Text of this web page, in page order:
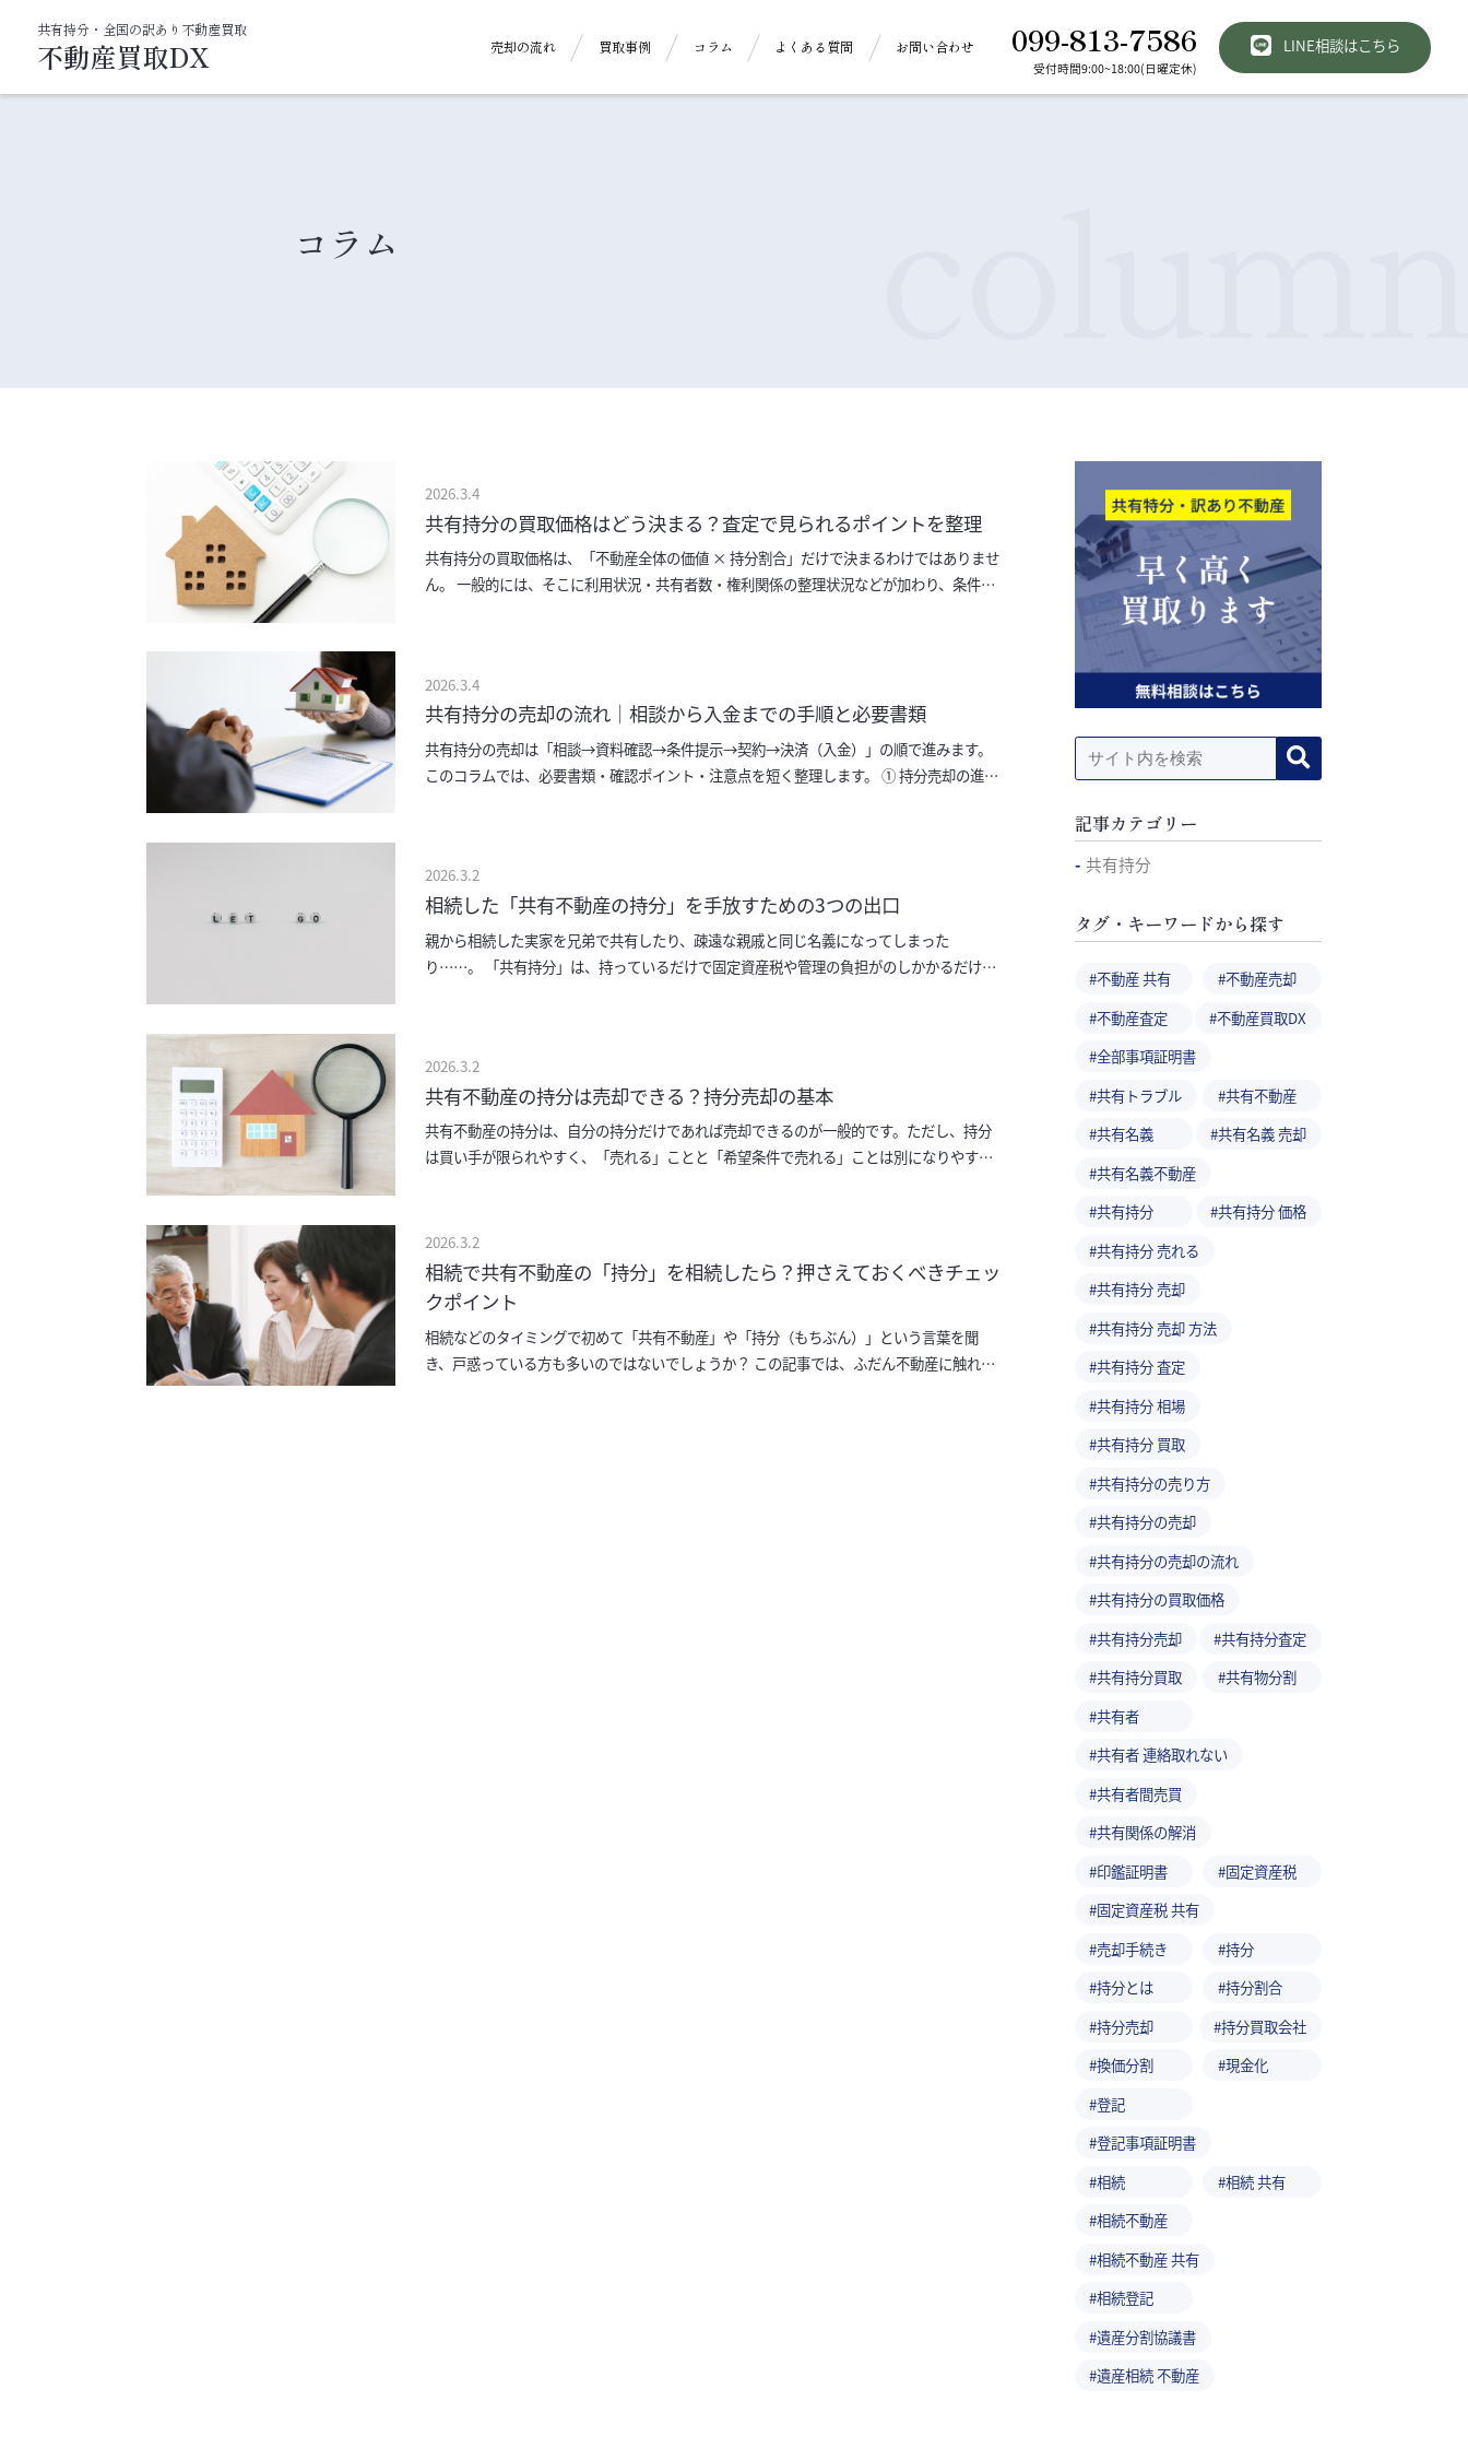
共有持分・全国の訳あり不動産買取
不動産買取DX 売却の流れ 買取事例 コラム よくある質問 お問い合わせ 099-813-7586
受付時間9:00~18:00(日曜定休)
LINE相談はこちら
コラム
2026.3.4
共有持分の買取価格はどう決まる？査定で見られるポイントを整理
共有持分の買取価格は、「不動産全体の価値 × 持分割合」だけで決まるわけではありませ
ん。 一般的には、そこに利用状況・共有者数・権利関係の整理状況などが加わり、条件が
2026.3.4
共有持分の売却の流れ｜相談から入金までの手順と必要書類
共有持分の売却は「相談→資料確認→条件提示→契約→決済（入金）」の順で進みます。
このコラムでは、必要書類・確認ポイント・注意点を短く整理します。 ① 持分売却の進め
2026.3.2
相続した「共有不動産の持分」を手放すための3つの出口
親から相続した実家を兄弟で共有したり、疎遠な親戚と同じ名義になってしまった
り……。 「共有持分」は、持っているだけで固定資産税や管理の負担がのしかかるだけで
2026.3.2
共有不動産の持分は売却できる？持分売却の基本
共有不動産の持分は、自分の持分だけであれば売却できるのが一般的です。ただし、持分
は買い手が限られやすく、「売れる」ことと「希望条件で売れる」ことは別になりやすい
2026.3.2
相続で共有不動産の「持分」を相続したら？押さえておくべきチェッ
クポイント
相続などのタイミングで初めて「共有不動産」や「持分（もちぶん）」という言葉を聞
き、戸惑っている方も多いのではないでしょうか？ この記事では、ふだん不動産に触れな
記事カテゴリー
共有持分
タグ・キーワードから探す
不動産 共有
不動産売却
不動産査定
不動産買取DX
全部事項証明書
共有トラブル
共有不動産
共有名義
共有名義 売却
共有名義不動産
共有持分
共有持分 価格
共有持分 売れる
共有持分 売却
共有持分 売却 方法
共有持分 査定
共有持分 相場
共有持分 買取
共有持分の売り方
共有持分の売却
共有持分の売却の流れ
共有持分の買取価格
共有持分売却
共有持分査定
共有持分買取
共有物分割
共有者
共有者 連絡取れない
共有者間売買
共有関係の解消
印鑑証明書
固定資産税
固定資産税 共有
売却手続き
持分
持分とは
持分割合
持分売却
持分買取会社
換価分割
現金化
登記
登記事項証明書
相続
相続 共有
相続不動産
相続不動産 共有
相続登記
遺産分割協議書
遺産相続 不動産